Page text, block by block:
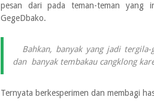
pesan dari pada teman-teman yang
GegeDbako.
Bahkan, banyak yang jadi tergila-
dan banyak tembakau cangklong
Ternyata berkesperimen dan membagi